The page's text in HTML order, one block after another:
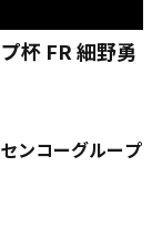
杯 FR 細野勇
ンコーグループ